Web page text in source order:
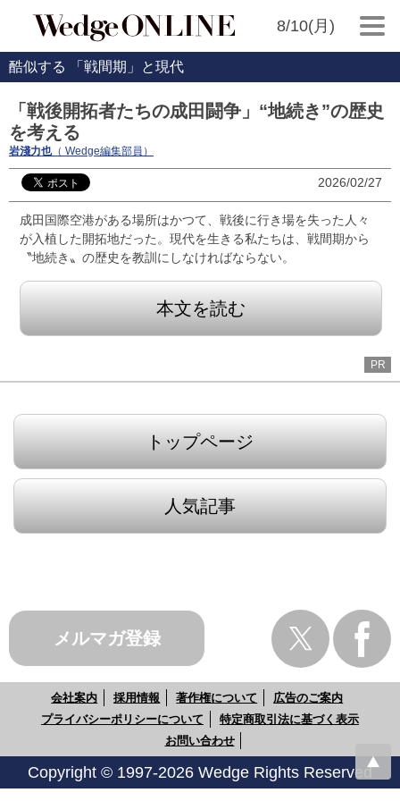
8/10(月)
酷似する 「戦間期」と現代
「戦後開拓者たちの成田闘争」“地続き”の歴史
を考える
岩淺力也（ Wedge編集部員）
2026/02/27
成田国際空港がある場所はかつて、戦後に行き場を失った人々
が入植した開拓地だった。現代を生きる私たちは、戦間期から
〝地続き〟の歴史を教訓にしなければならない。
本文を読む
PR
トップページ
人気記事
メルマガ登録
会社案内 採用情報 著作権について
広告のご案内
プライバシーポリシーについて
特定商取引法に基づく表示
お問い合わせ
Copyright © 1997-2026 Wedge Rights Reserved